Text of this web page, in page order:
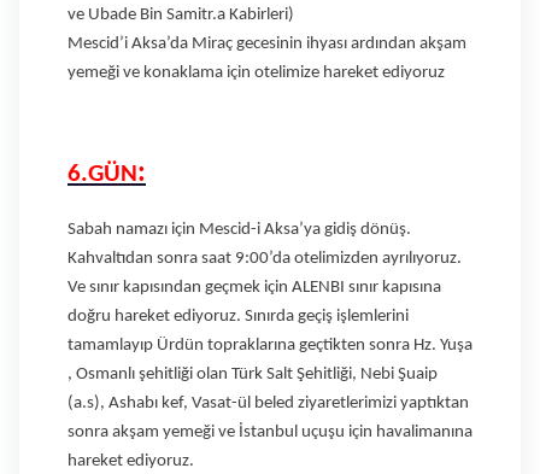
ve Ubade Bin Samitr.a Kabirleri)
Mescid’i Aksa’da Miraç gecesinin ihyası ardından akşam
yemeği ve konaklama için otelimize hareket ediyoruz
6.GÜN:
Sabah namazı için Mescid-i Aksa’ya gidiş dönüş.
Kahvaltıdan sonra saat 9:00’da otelimizden ayrılıyoruz.
Ve sınır kapısından geçmek için ALENBI sınır kapısına
doğru hareket ediyoruz. Sınırda geçiş işlemlerini
tamamlayıp Ürdün topraklarına geçtikten sonra Hz. Yuşa
, Osmanlı şehitliği olan Türk Salt Şehitliği, Nebi Şuaip
(a.s), Ashabı kef, Vasat-ül beled ziyaretlerimizi yaptıktan
sonra akşam yemeği ve İstanbul uçuşu için havalimanına
hareket ediyoruz.